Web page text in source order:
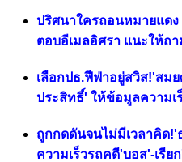
ปริศนาใครถอนหมายแดง
ตอบอีเมลอิศรา แนะให้ถา
เลือกปธ.ฟีฟ่าอยู่สวิส!'สม
ประสิทธิ์' ให้ข้อมูลความเ
ถูกกดดันจนไม่มีเวลาคิด!'
ความเร็วรถคดี'บอส'-เรีย